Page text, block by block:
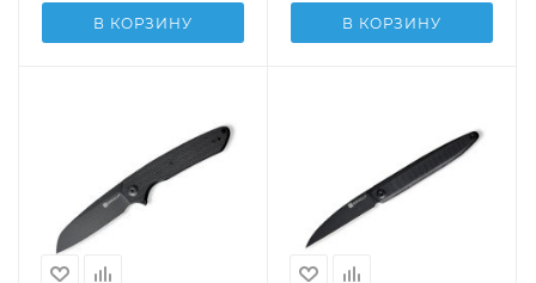
В КОРЗИНУ В КОРЗИНУ